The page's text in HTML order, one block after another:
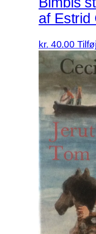
af Estrid
kr. 40.00